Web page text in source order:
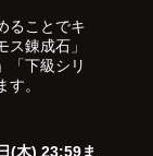
ることでキ
錬成石」
「下級シリ
。
(木) 23:59ま